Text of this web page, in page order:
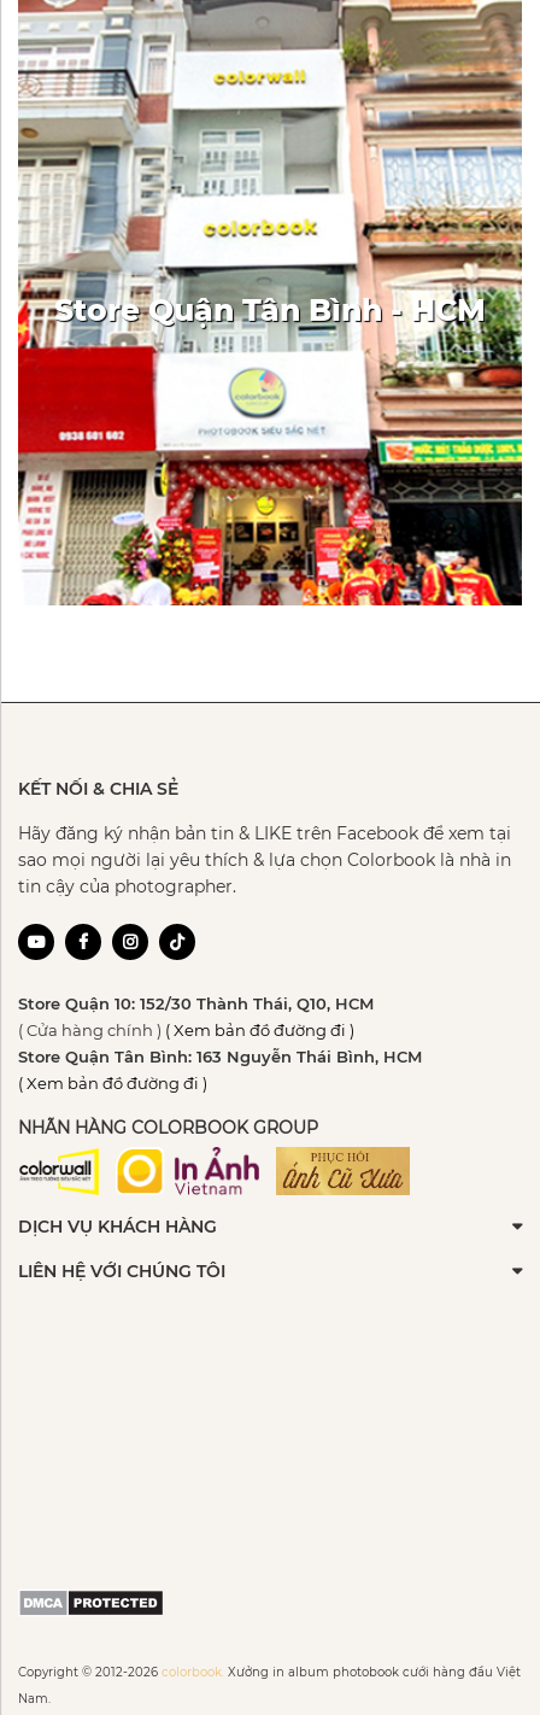
Store Quận Tân Bình - HCM
KẾT NỐI & CHIA SẺ
Hãy đăng ký nhận bản tin & LIKE trên Facebook để xem tại
sao mọi người lại yêu thích & lựa chọn Colorbook là nhà in
tin cậy của photographer.
Store Quận 10: 152/30 Thành Thái, Q10, HCM
( Cửa hàng chính ) ( Xem bản đồ đường đi )
Store Quận Tân Bình: 163 Nguyễn Thái Bình, HCM
( Xem bản đồ đường đi )
NHÃN HÀNG COLORBOOK GROUP
DỊCH VỤ KHÁCH HÀNG
LIÊN HỆ VỚI CHÚNG TÔI
Copyright © 2012-2026 colorbook. Xưởng in album photobook cưới hàng đầu Việt
Nam.